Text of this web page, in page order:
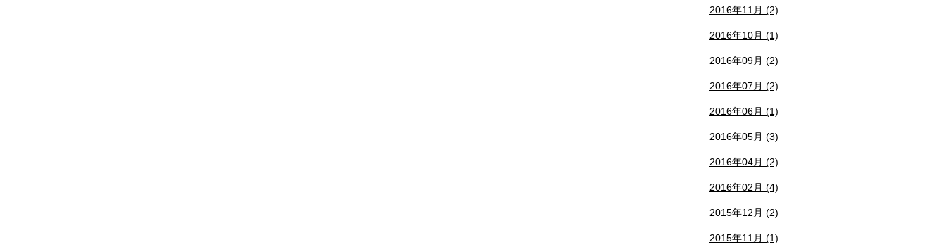
2016年11月 (2)
2016年10月 (1)
2016年09月 (2)
2016年07月 (2)
2016年06月 (1)
2016年05月 (3)
2016年04月 (2)
2016年02月 (4)
2015年12月 (2)
2015年11月 (1)